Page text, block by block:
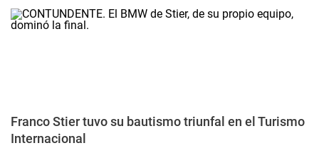
Franco Stier tuvo su bautismo triunfal en el Turismo
Internacional